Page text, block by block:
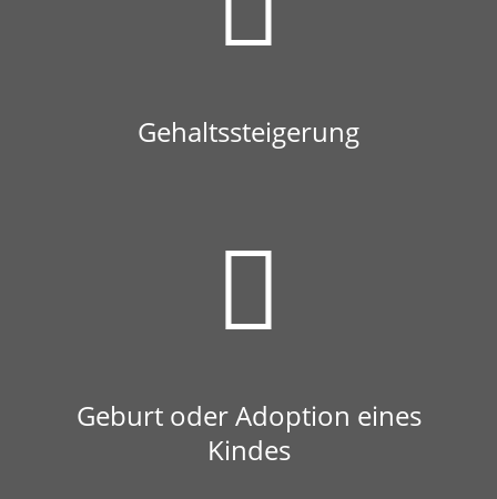
Gehaltssteigerung
Geburt oder Adoption eines
Kindes